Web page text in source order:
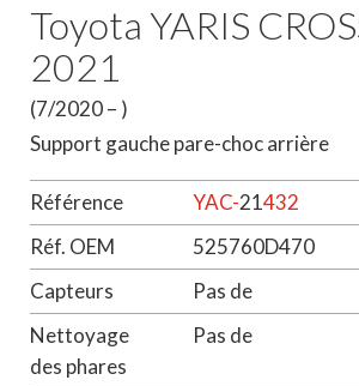
Toyota YARIS
2021
(7/2020 – )
Support gauche pare-choc arrière
Référence YAC-21432
Réf. OEM
525760D470
Capteurs
Pas de
Nettoyage
des phares
Pas de